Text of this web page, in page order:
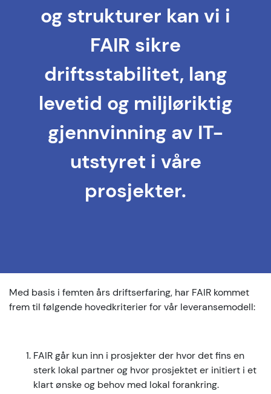
og strukturer kan vi i
FAIR sikre
driftsstabilitet, lang
levetid og miljløriktig
gjennvinning av IT-
utstyret i våre
prosjekter.
Med basis i femten års driftserfaring, har FAIR kommet
frem til følgende hovedkriterier for vår leveransemodell:
FAIR går kun inn i prosjekter der hvor det fins en
sterk lokal partner og hvor prosjektet er initiert i et
klart ønske og behov med lokal forankring.